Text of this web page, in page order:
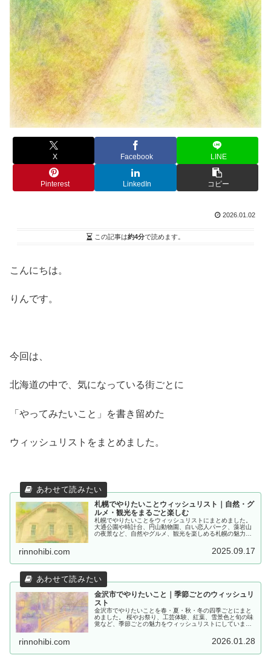
X Facebook LINE
Pinterest LinkedIn コピー
2026.01.02
この記事は約4分で読めます。
こんにちは。
りんです。
今回は、
北海道の中で、気になっている街ごとに
「やってみたいこと」を書き留めた
ウィッシュリストをまとめました。
札幌でやりたいことウィッシュリスト｜自然・グ
ルメ・観光をまるごと楽しむ
札幌でやりたいことをウィッシュリストにまとめました。
大通公園や時計台、円山動物園、白い恋人パーク、藻岩山
の夜景など、自然やグルメ、観光を楽しめる札幌の魅力を
rinnohibi.com 2025.09.17
金沢市でやりたいこと｜季節ごとのウィッシュリ
スト
金沢市でやりたいことを春・夏・秋・冬の四季ごとにまと
めました。 桜やお祭り、工芸体験、紅葉、雪景色と旬の味
覚など、季節ごとの魅力をウィッシュリストにしていま
rinnohibi.com 2026.01.28